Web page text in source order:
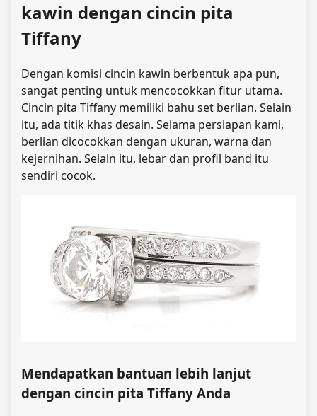
kawin dengan cincin pita
Tiffany
Dengan komisi cincin kawin berbentuk apa pun,
sangat penting untuk mencocokkan fitur utama.
Cincin pita Tiffany memiliki bahu set berlian. Selain
itu, ada titik khas desain. Selama persiapan kami,
berlian dicocokkan dengan ukuran, warna dan
kejernihan. Selain itu, lebar dan profil band itu
sendiri cocok.
Mendapatkan bantuan lebih lanjut
dengan cincin pita Tiffany Anda